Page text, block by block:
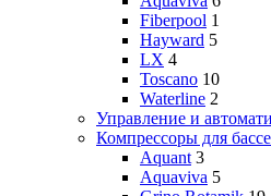
Fiberpool 1
Hayward 5
LX 4
Toscano 10
Waterline 2
Управление и
Компрессоры для
Aquant 3
Aquaviva 5